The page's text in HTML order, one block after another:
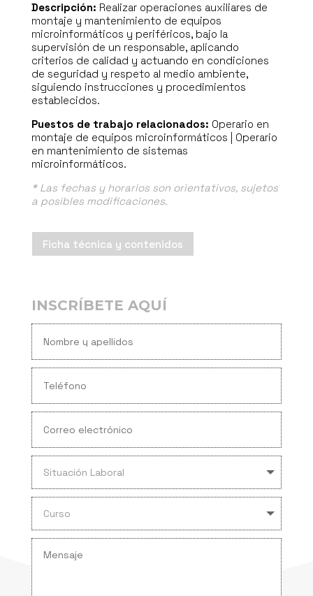
Descripción: Realizar operaciones auxiliares de
montaje y mantenimiento de equipos
microinformáticos y periféricos, bajo la
supervisión de un responsable, aplicando
criterios de calidad y actuando en condiciones
de seguridad y respeto al medio ambiente,
siguiendo instrucciones y procedimientos
establecidos.
Puestos de trabajo relacionados: Operario en
montaje de equipos microinformáticos | Operario
en mantenimiento de sistemas
microinformáticos.
* Las fechas y horarios son orientativos, sujetos
a posibles modificaciones.
Ficha técnica y contenidos
INSCRÍBETE AQUÍ